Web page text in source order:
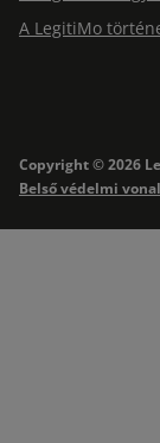
A LegitiMo
Copyright © 2026
Belső védelmi